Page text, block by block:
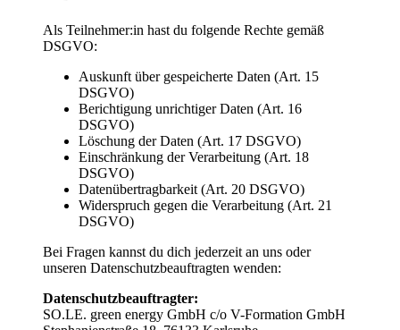
Als Teilnehmer:in hast du folgende Rechte gemäß
DSGVO:
Auskunft über gespeicherte Daten (Art. 15
DSGVO)
Berichtigung unrichtiger Daten (Art. 16
DSGVO)
Löschung der Daten (Art. 17 DSGVO)
Einschränkung der Verarbeitung (Art. 18
DSGVO)
Datenübertragbarkeit (Art. 20 DSGVO)
Widerspruch gegen die Verarbeitung (Art. 21
DSGVO)
Bei Fragen kannst du dich jederzeit an uns oder
unseren Datenschutzbeauftragten wenden:
Datenschutzbeauftragter:
SO.LE. green energy GmbH c/o V-Formation GmbH